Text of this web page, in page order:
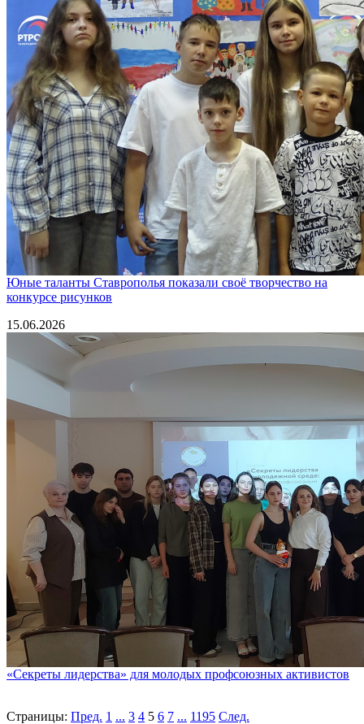
Юные таланты Ставрополья показали своё творчество на
конкурсе рисунков
15.06.2026
«Секреты лидерства» для молодых профсоюзных активистов
Страницы: Пред. 1 ... 3 4 5 6 7 ... 1195 След.